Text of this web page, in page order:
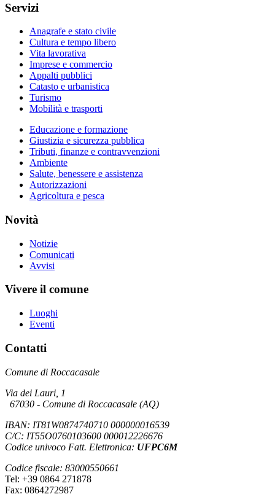
Servizi
Anagrafe e stato civile
Cultura e tempo libero
Vita lavorativa
Imprese e commercio
Appalti pubblici
Catasto e urbanistica
Turismo
Mobilità e trasporti
Educazione e formazione
Giustizia e sicurezza pubblica
Tributi, finanze e contravvenzioni
Ambiente
Salute, benessere e assistenza
Autorizzazioni
Agricoltura e pesca
Novità
Notizie
Comunicati
Avvisi
Vivere il comune
Luoghi
Eventi
Contatti
Comune di Roccacasale
Via dei Lauri, 1
67030 - Comune di Roccacasale (AQ)
IBAN: IT81W0874740710 000000016539
C/C: IT55O0760103600 000012226676
Codice univoco Fatt. Elettronica: UFPC6M
Codice fiscale: 83000550661
Tel: +39 0864 271878
Fax: 0864272987